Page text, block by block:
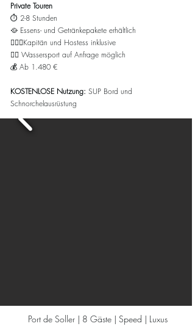
Private Touren
⏱️ 2-8 Stunden
🥘 Essens- und Getränkepakete erhältlich
👨🏻‍✈️Kapitän und Hostess inklusive
🏄🏻 Wassersport auf Anfrage möglich
💰 Ab 1.480 €
KOSTENLOSE Nutzung: SUP Bord und
Schnorchelausrüstung
Port de Soller | 8 Gäste | Speed | Luxus